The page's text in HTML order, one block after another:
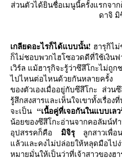
ส่วนตัวได้ยินชื่อเมนูนี้ครั้งแรกจา
ดาจิ มิ
เกลียดอะไรก็ได้แบบนั้น! ฮารุกิไ
ก็ไม่ชอบพวกไฮโซอวดดีที่ใช้เงิ
เวิร์ล แม้ฮารุกิจะรู้ว่าซึสึโกะไม่ถู
ไปไหนต่อไหนด้วยกันหลายครั้ง
ของตัวเองเมื่ออยู่กับซึสึโกะ ส่วน
รู้สึกสงสารและเห็นใจเขาทั้งเรื่อ
จะเป็น “เนื้อคู่ที่เจอกันในแบบเล
น้อยของซึสึโกะอ่านจากคอลัม
อุปสรรคก็คือ มิจิรุลูกสาวเพื่อน
ล้วและคงไม่ปล่อยให้หลุดมือไ
หมายมั่นให้เป็นว่าที่เจ้าสาวของฮ